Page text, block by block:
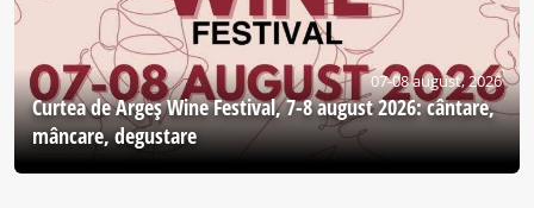
07-08 august, 2026
Curtea de Argeş Wine Festival, 7-8 august 2026: cântare,
mâncare, degustare